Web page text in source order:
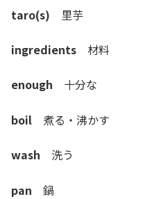
taro(s) 里芋
ingredients 材料
enough 十分な
boil 煮る・沸かす
wash 洗う
pan 鍋